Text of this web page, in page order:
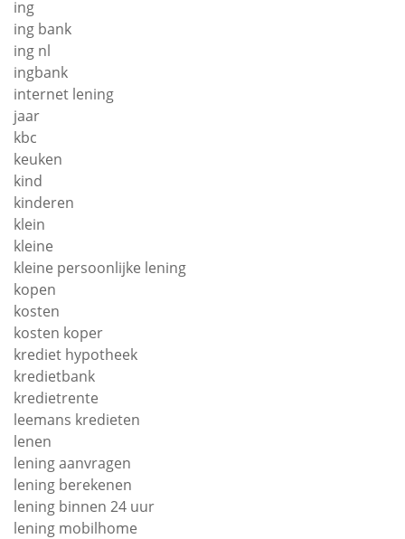
ing
ing bank
ing nl
ingbank
internet lening
jaar
kbc
keuken
kind
kinderen
klein
kleine
kleine persoonlijke lening
kopen
kosten
kosten koper
krediet hypotheek
kredietbank
kredietrente
leemans kredieten
lenen
lening aanvragen
lening berekenen
lening binnen 24 uur
lening mobilhome